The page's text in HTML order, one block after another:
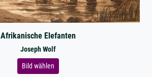
Afrikanische Elefanten
Joseph Wolf
Bild wählen